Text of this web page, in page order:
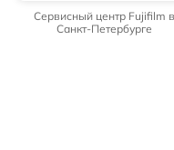
Сервисный центр Fujifilm в
Санкт-Петербурге